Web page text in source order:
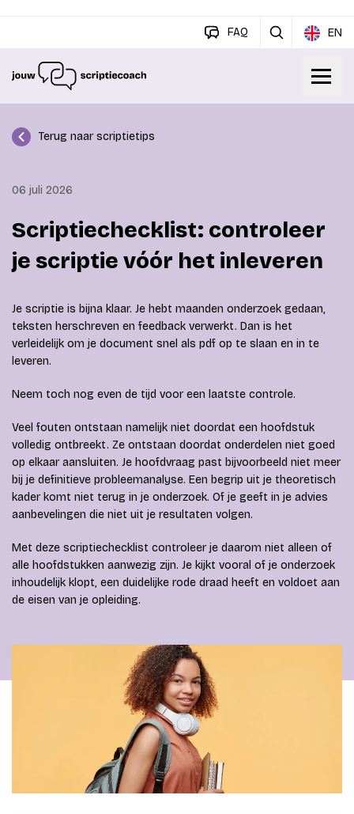
FAQ EN
Terug naar scriptietips
06 juli 2026
Scriptiechecklist: controleer
je scriptie vóór het inleveren
Je scriptie is bijna klaar. Je hebt maanden onderzoek gedaan,
teksten herschreven en feedback verwerkt. Dan is het
verleidelijk om je document snel als pdf op te slaan en in te
leveren.
Neem toch nog even de tijd voor een laatste controle.
Veel fouten ontstaan namelijk niet doordat een hoofdstuk
volledig ontbreekt. Ze ontstaan doordat onderdelen niet goed
op elkaar aansluiten. Je hoofdvraag past bijvoorbeeld niet meer
bij je definitieve probleemanalyse. Een begrip uit je theoretisch
kader komt niet terug in je onderzoek. Of je geeft in je advies
aanbevelingen die niet uit je resultaten volgen.
Met deze scriptiechecklist controleer je daarom niet alleen of
alle hoofdstukken aanwezig zijn. Je kijkt vooral of je onderzoek
inhoudelijk klopt, een duidelijke rode draad heeft en voldoet aan
de eisen van je opleiding.